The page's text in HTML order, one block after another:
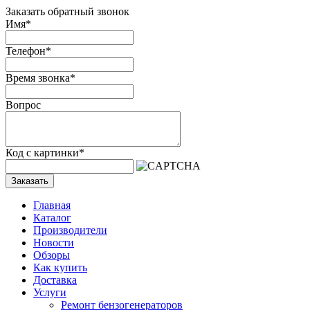
Заказать обратный звонок
Имя*
Телефон*
Время звонка*
Вопрос
Код с картинки*
Заказать
Главная
Каталог
Производители
Новости
Обзоры
Как купить
Доставка
Услуги
Ремонт бензогенераторов